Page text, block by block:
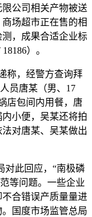
公司相关产物被送
场超市正在售的相
，成果合适企业标
）。
称，经警方查询拜
员唐某（男、17
店包间内用餐，唐
小便，吴某还将拍
对唐某、吴某做出
此回应，“南极磷
等问题。一些企业
合错误产质量量进
国度市场监管总局